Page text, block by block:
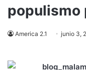
populismo
America 2.1 junio 3,